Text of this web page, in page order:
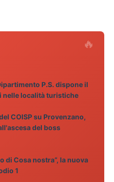
P.S. dispone il
nelle località turistiche
COISP su Provenzano,
del boss
di Cosa nostra”, la nuova
1